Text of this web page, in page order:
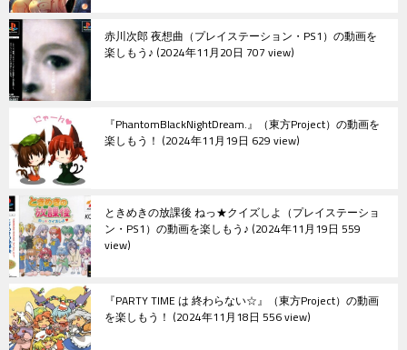
赤川次郎 夜想曲（プレイステーション・PS1）の動画を
楽しもう♪ 2024年11月20日 707 view
『PhantomBlackNightDream.』（東方Project）の動画を
楽しもう！ 2024年11月19日 629 view
ときめきの放課後 ねっ★クイズしよ（プレイステーショ
ン・PS1）の動画を楽しもう♪ 2024年11月19日 559
view
『PARTY TIME は 終わらない☆』（東方Project）の動画
を楽しもう！ 2024年11月18日 556 view